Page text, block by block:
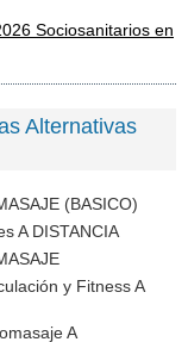
Sociosanitarios en
Alternativas
(BASICO)
A DISTANCIA
y Fitness A
A